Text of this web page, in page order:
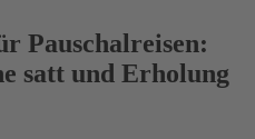
Pauschalreisen:
satt und Erholung